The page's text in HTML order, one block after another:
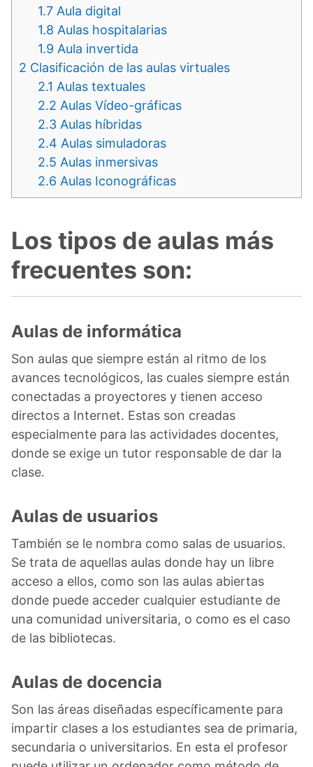
1.7 Aula digital
1.8 Aulas hospitalarias
1.9 Aula invertida
2 Clasificación de las aulas virtuales
2.1 Aulas textuales
2.2 Aulas Vídeo-gráficas
2.3 Aulas híbridas
2.4 Aulas simuladoras
2.5 Aulas inmersivas
2.6 Aulas Iconográficas
Los tipos de aulas más
frecuentes son:
Aulas de informática
Son aulas que siempre están al ritmo de los
avances tecnológicos, las cuales siempre están
conectadas a proyectores y tienen acceso
directos a Internet. Estas son creadas
especialmente para las actividades docentes,
donde se exige un tutor responsable de dar la
clase.
Aulas de usuarios
También se le nombra como salas de usuarios.
Se trata de aquellas aulas donde hay un libre
acceso a ellos, como son las aulas abiertas
donde puede acceder cualquier estudiante de
una comunidad universitaria, o como es el caso
de las bibliotecas.
Aulas de docencia
Son las áreas diseñadas específicamente para
impartir clases a los estudiantes sea de primaria,
secundaria o universitarios. En esta el profesor